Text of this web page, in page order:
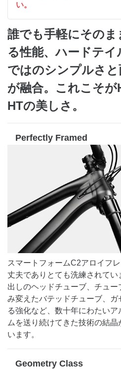
い。
誰でも手軽にそのま
る性能、ハードテイ
ではのシンプルさと
が融合。これこそが
HTの美しさ。
Perfectly Framed
スマートフォームC2アロイフレ
丈夫でありとても洗練されてい
出しのヘッドチューブ、チュー
み変えたバテッドチューブ、ガ
る強化など、数十年にわたいア
ムを送り続けてきた技術の結晶
います。
Geometry Class